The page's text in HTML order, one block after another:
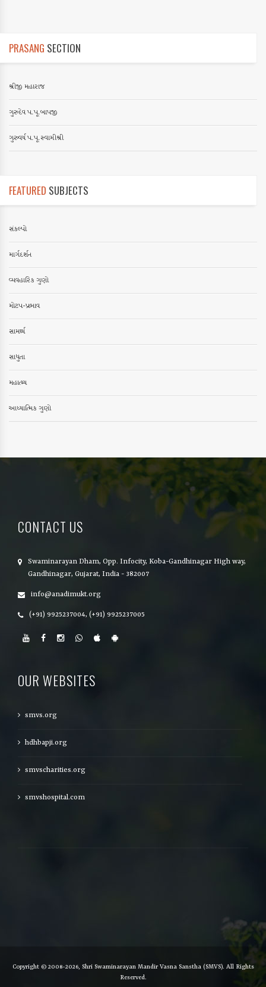
PRASANG SECTION
શ્રીજી મહારાજ
ગુરુદેવ પ.પૂ.બાપજી
ગુરુવર્ય પ.પૂ.સ્વામીશ્રી
FEATURED SUBJECTS
સંકલ્પો
માર્ગદર્શન
વ્યવહારિક ગુણો
મોટપ-પ્રભાવ
સામર્થ્ય
સાધુતા
મહાત્મ્ય
આધ્યાત્મિક ગુણો
CONTACT US
Swaminarayan Dham, Opp. Infocity, Koba-Gandhinagar High way,
Gandhinagar, Gujarat, India - 382007
info@anadimukt.org
(+91) 9925237004, (+91) 9925237005
OUR WEBSITES
smvs.org
hdhbapji.org
smvscharities.org
smvshospital.com
Copyright © 2008-2026, Shri Swaminarayan Mandir Vasna Sanstha (SMVS). All Rights
Reserved.